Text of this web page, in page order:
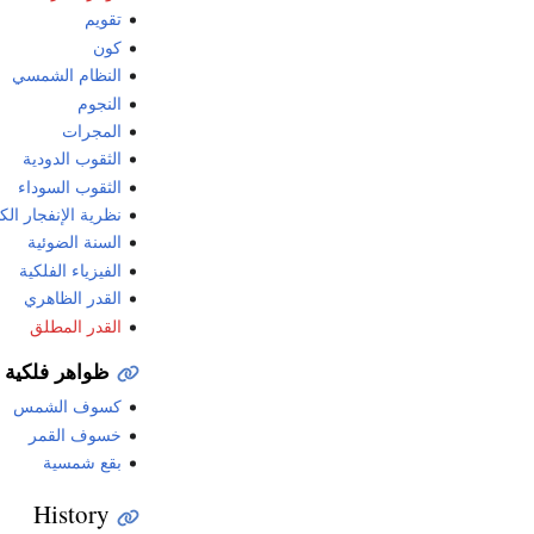
تقويم
كون
النظام الشمسي
النجوم
المجرات
الثقوب الدودية
الثقوب السوداء
نظرية الإنفجار
السنة الضوئية
الفيزياء الفلكية
القدر الظاهري
القدر المطلق
ظواهر فلكية
كسوف الشمس
خسوف القمر
بقع شمسية
History